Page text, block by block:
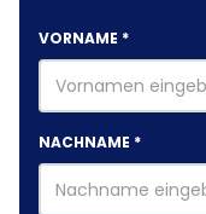
VORNAME *
NACHNAME *